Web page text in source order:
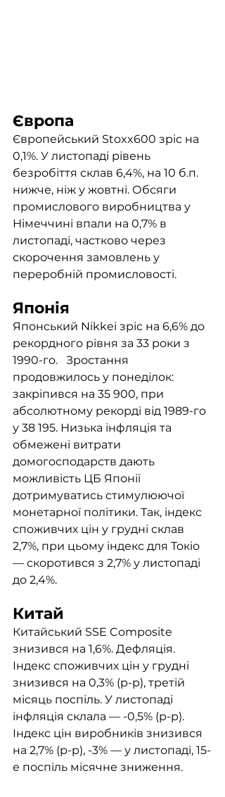
Європа
Європейський Stoxx600 зріс на
0,1%. У листопаді рівень
безробіття склав 6,4%, на 10 б.п.
нижче, ніж у жовтні. Обсяги
промислового виробництва у
Німеччині впали на 0,7% в
листопаді, частково через
скорочення замовлень у
переробній промисловості.
Японія
Японський Nikkei зріс на 6,6% до
рекордного рівня за 33 роки з
1990-го.   Зростання
продовжилось у понеділок:
закріпився на 35 900, при
абсолютному рекорді від 1989-го
у 38 195. Низька інфляція та
обмежені витрати
домогосподарств дають
можливість ЦБ Японії
дотримуватись стимулюючої
монетарної політики. Так, індекс
споживчих цін у грудні склав
2,7%, при цьому індекс для Токіо
— скоротився з 2,7% у листопаді
до 2,4%.
Китай
Китайський SSE Composite
знизився на 1,6%. Дефляція.
Індекс споживчих цін у грудні
знизився на 0,3% (р-р), третій
місяць поспіль. У листопаді
інфляція склала — -0,5% (р-р).
Індекс цін виробників знизився
на 2,7% (р-р), -3% — у листопаді, 15-
е поспіль місячне зниження.